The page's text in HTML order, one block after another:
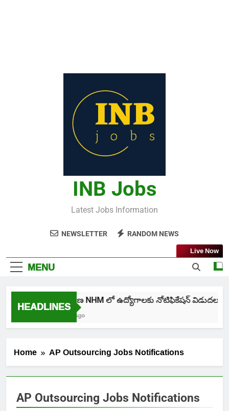
INB Jobs
Latest Jobs Information
NEWSLETTER RANDOM NEWS
MENU
Live Now
HEADLINESతెలంగాణ NHM లో ఉద్యోగాలకు నోటిఫికేషన్ విడుదల
Home AP Outsourcing Jobs Notifications
AP Outsourcing Jobs Notifications